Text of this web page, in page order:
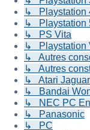
↳ Playstation
↳ Playstation
↳ PS Vita
↳ Playstation
↳ Autres
↳ Autres
↳ Atari Jaguar
↳ Bandai
↳ NEC PC
↳ Panasonic
↳ PC